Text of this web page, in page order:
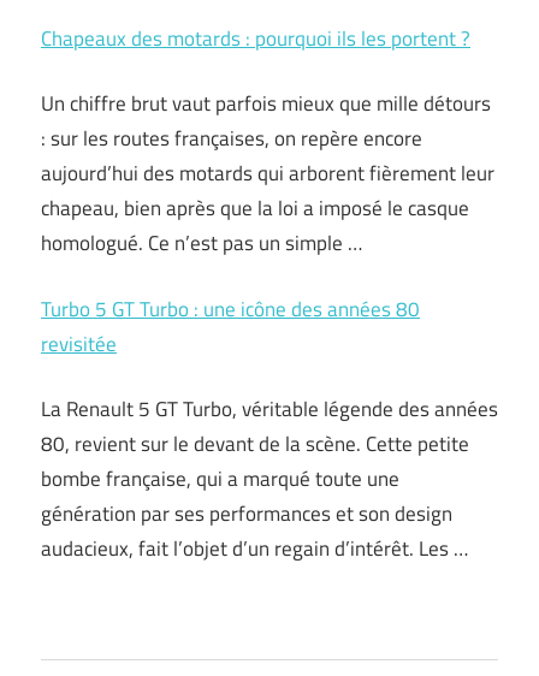
Chapeaux des motards : pourquoi ils les portent ?
Un chiffre brut vaut parfois mieux que mille détours
: sur les routes françaises, on repère encore
aujourd’hui des motards qui arborent fièrement leur
chapeau, bien après que la loi a imposé le casque
homologué. Ce n’est pas un simple …
Turbo 5 GT Turbo : une icône des années 80
revisitée
La Renault 5 GT Turbo, véritable légende des années
80, revient sur le devant de la scène. Cette petite
bombe française, qui a marqué toute une
génération par ses performances et son design
audacieux, fait l’objet d’un regain d’intérêt. Les …